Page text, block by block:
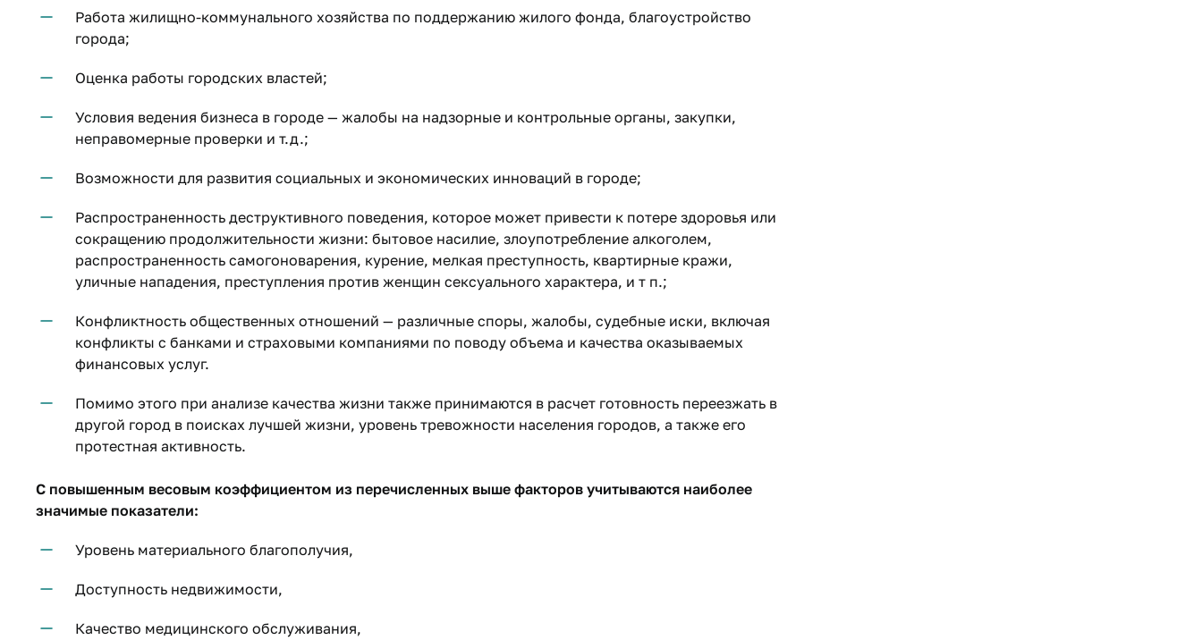
Работа жилищно-коммунального хозяйства по поддержанию жилого фонда, благоустройство
города;
Оценка работы городских властей;
Условия ведения бизнеса в городе — жалобы на надзорные и контрольные органы, закупки,
неправомерные проверки и т.д.;
Возможности для развития социальных и экономических инноваций в городе;
Распространенность деструктивного поведения, которое может привести к потере здоровья или
сокращению продолжительности жизни: бытовое насилие, злоупотребление алкоголем,
распространенность самогоноварения, курение, мелкая преступность, квартирные кражи,
уличные нападения, преступления против женщин сексуального характера, и т п.;
Конфликтность общественных отношений — различные споры, жалобы, судебные иски, включая
конфликты с банками и страховыми компаниями по поводу объема и качества оказываемых
финансовых услуг.
Помимо этого при анализе качества жизни также принимаются в расчет готовность переезжать в
другой город в поисках лучшей жизни, уровень тревожности населения городов, а также его
протестная активность.
С повышенным весовым коэффициентом из перечисленных выше факторов учитываются наиболее
значимые показатели:
Уровень материального благополучия,
Доступность недвижимости,
Качество медицинского обслуживания,